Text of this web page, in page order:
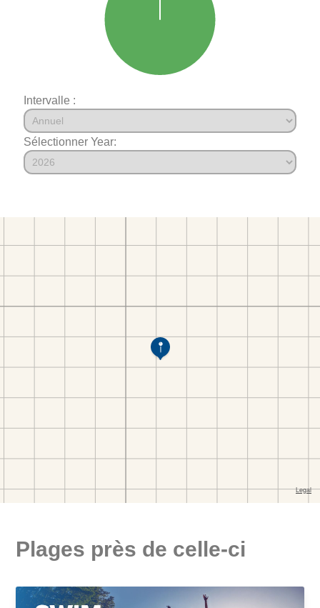
Intervalle :
Sélectionner Year:
Plages près de celle-ci